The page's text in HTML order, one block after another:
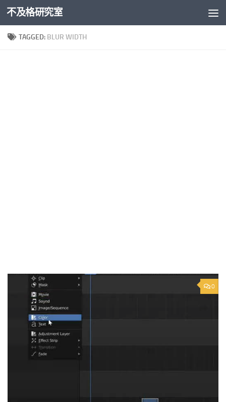
Skip to content
不及格研究室
TAGGED: BLUR WIDTH
0